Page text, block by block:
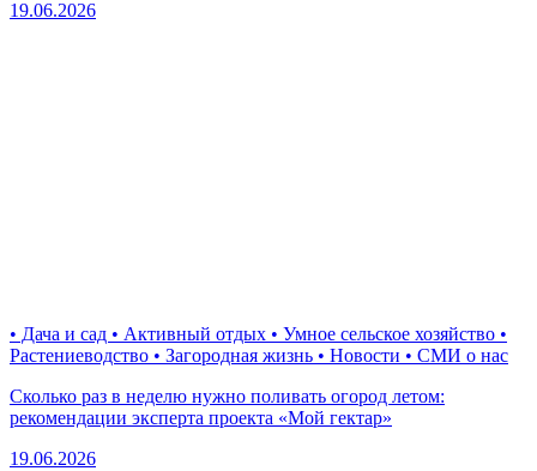
19.06.2026
• Дача и сад • Активный отдых • Умное сельское хозяйство •
Растениеводство • Загородная жизнь • Новости • СМИ о нас
Сколько раз в неделю нужно поливать огород летом:
рекомендации эксперта проекта «Мой гектар»
19.06.2026